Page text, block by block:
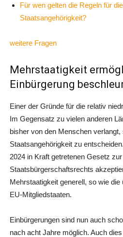
Für wen gelten die Regeln für
Staatsangehörigkeit?
weitere Fragen
Mehrstaatigkeit
Einbürgerung
Einer der Gründe für die relativ
Im Gegensatz zu vielen anderen
bisher von den Menschen verlangt,
Staatsangehörigkeit zu
2024 in Kraft getretenen Gesetz
Staatsbürgerschaftsrechts
Mehrstaatigkeit generell, so wie die
EU-Mitgliedstaaten.
Einbürgerungen sind nun auch
nach acht Jahre möglich. Auch